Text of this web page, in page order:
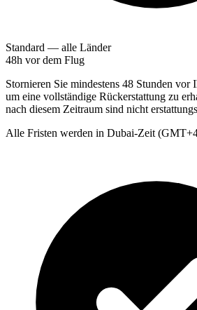
Standard — alle Länder
48h vor dem Flug
Stornieren Sie mindestens 48 Stunden vor
um eine vollständige Rückerstattung zu
nach diesem Zeitraum sind nicht
Alle Fristen werden in Dubai-Zeit